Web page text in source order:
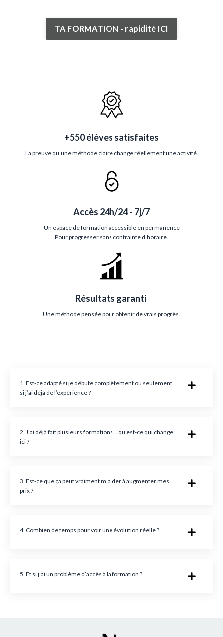
TA FORMATION - rapidité ICI
+550 élèves satisfaites
La preuve qu’une méthode claire change réellement une activité.
Accès 24h/24 - 7j/7
Un espace de formation accessible en permanence
Pour progresser sans contrainte d’horaire.
Résultats garanti
Une méthode pensée pour obtenir de vrais progrès.
1. Est-ce adapté si je débute complètement ou seulement
si j’ai déjà de l’expérience ?
2. J’ai déjà fait plusieurs formations… qu’est-ce qui change
ici ?
3. Est-ce que ça peut vraiment m’aider à augmenter mes
prix ?
4. Combien de temps pour voir une évolution réelle ?
5. Et si j’ai un problème d’accès à la formation ?